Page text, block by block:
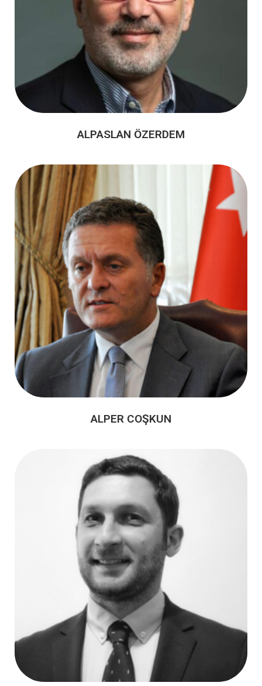
ALPASLAN ÖZERDEM
ALPER COŞKUN